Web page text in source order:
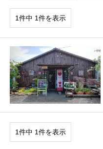
1件中 1件を表示
1件中 1件を表示